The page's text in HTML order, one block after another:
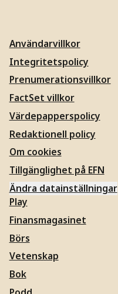
Användarvillkor
Integritetspolicy
Prenumerationsvillkor
FactSet villkor
Värdepapperspolicy
Redaktionell policy
Om cookies
Tillgänglighet på EFN
Ändra datainställningar
Play
Finansmagasinet
Börs
Vetenskap
Bok